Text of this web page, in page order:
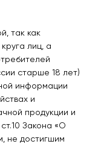
BRUNO 320 мл.
так как
лиц, а
старше 18 лет)
информации
и
продукции и
Закона «О
не достигшим